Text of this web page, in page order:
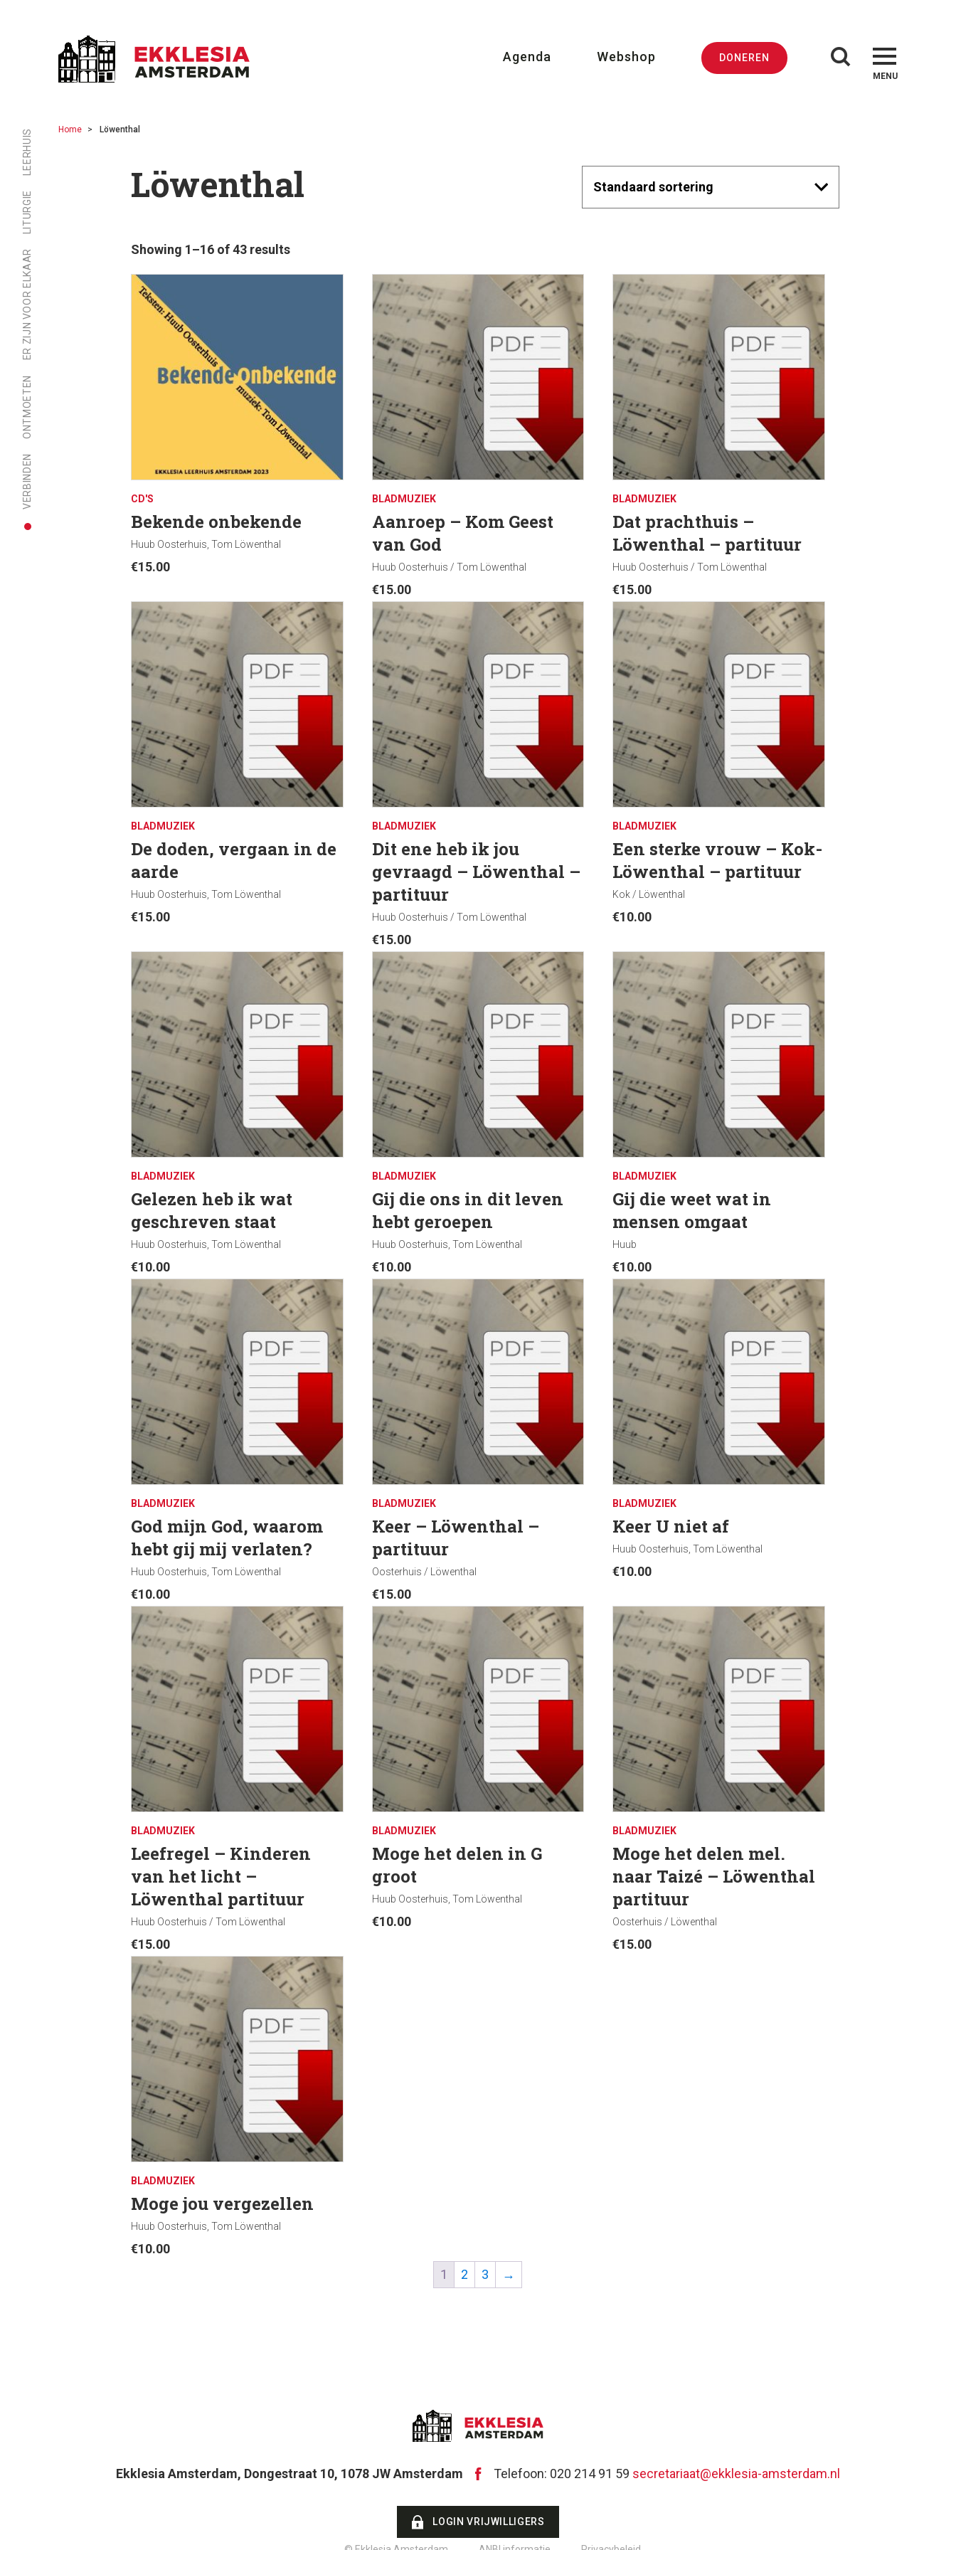
Agenda Webshop DONEREN
MENU
LEERHUIS
LITURGIE
ER ZIJN VOOR ELKAAR
ONTMOETEN
VERBINDEN
Home Löwenthal
Löwenthal
Showing 1–16 of 43 results
CD'S
Bekende onbekende
Huub Oosterhuis, Tom Löwenthal
€15.00
BLADMUZIEK
Aanroep – Kom Geest
van God
Huub Oosterhuis / Tom Löwenthal
€15.00
BLADMUZIEK
Dat prachthuis –
Löwenthal – partituur
Huub Oosterhuis / Tom Löwenthal
€15.00
BLADMUZIEK
De doden, vergaan in de
aarde
Huub Oosterhuis, Tom Löwenthal
€15.00
BLADMUZIEK
Dit ene heb ik jou
gevraagd – Löwenthal –
partituur
Huub Oosterhuis / Tom Löwenthal
€15.00
BLADMUZIEK
Een sterke vrouw – Kok-
Löwenthal – partituur
Kok / Löwenthal
€10.00
BLADMUZIEK
Gelezen heb ik wat
geschreven staat
Huub Oosterhuis, Tom Löwenthal
€10.00
BLADMUZIEK
Gij die ons in dit leven
hebt geroepen
Huub Oosterhuis, Tom Löwenthal
€10.00
BLADMUZIEK
Gij die weet wat in
mensen omgaat
Huub
€10.00
BLADMUZIEK
God mijn God, waarom
hebt gij mij verlaten?
Huub Oosterhuis, Tom Löwenthal
€10.00
BLADMUZIEK
Keer – Löwenthal –
partituur
Oosterhuis / Löwenthal
€15.00
BLADMUZIEK
Keer U niet af
Huub Oosterhuis, Tom Löwenthal
€10.00
BLADMUZIEK
Leefregel – Kinderen
van het licht –
Löwenthal partituur
Huub Oosterhuis / Tom Löwenthal
€15.00
BLADMUZIEK
Moge het delen in G
groot
Huub Oosterhuis, Tom Löwenthal
€10.00
BLADMUZIEK
Moge het delen mel.
naar Taizé – Löwenthal
partituur
Oosterhuis / Löwenthal
€15.00
BLADMUZIEK
Moge jou vergezellen
Huub Oosterhuis, Tom Löwenthal
€10.00
1
2 3 →
Ekklesia Amsterdam, Dongestraat 10, 1078 JW Amsterdam Telefoon: 020 214 91 59 secretariaat@ekklesia-amsterdam.nl
LOGIN VRIJWILLIGERS